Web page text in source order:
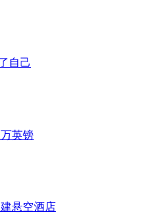
自己
英镑
悬空酒店